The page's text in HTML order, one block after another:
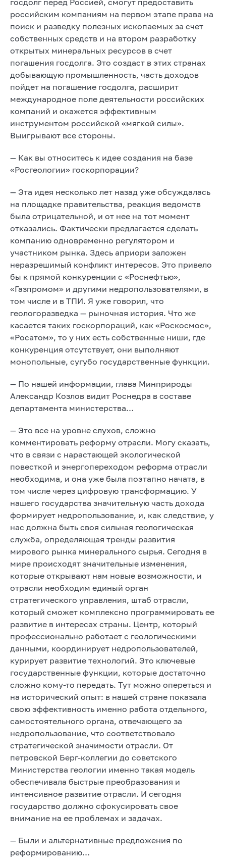
российским компаниям на первом этапе права на
поиск и разведку полезных ископаемых за счет
собственных средств и на втором разработку
открытых минеральных ресурсов в счет
погашения госдолга. Это создаст в этих странах
добывающую промышленность, часть доходов
пойдет на погашение госдолга, расширит
международное поле деятельности российских
компаний и окажется эффективным
инструментом российской «мягкой силы».
Выигрывают все стороны.
— Как вы относитесь к идее создания на базе
«Росгеологии» госкорпорации?
— Эта идея несколько лет назад уже обсуждалась
на площадке правительства, реакция ведомств
была отрицательной, и от нее на тот момент
отказались. Фактически предлагается сделать
компанию одновременно регулятором и
участником рынка. Здесь априори заложен
неразрешимый конфликт интересов. Это привело
бы к прямой конкуренции с «Роснефтью»,
«Газпромом» и другими недропользователями, в
том числе и в ТПИ. Я уже говорил, что
геологоразведка — рыночная история. Что же
касается таких госкорпораций, как «Роскосмос»,
«Росатом», то у них есть собственные ниши, где
конкуренция отсутствует, они выполняют
монопольные, сугубо государственные функции.
— По нашей информации, глава Минприроды
Александр Козлов видит Роснедра в составе
департамента министерства…
— Это все на уровне слухов, сложно
комментировать реформу отрасли. Могу сказать,
что в связи с нарастающей экологической
повесткой и энергопереходом реформа отрасли
необходима, и она уже была поэтапно начата, в
том числе через цифровую трансформацию. У
нашего государства значительную часть дохода
формирует недропользование, и, как следствие, у
нас должна быть своя сильная геологическая
служба, определяющая тренды развития
мирового рынка минерального сырья. Сегодня в
мире происходят значительные изменения,
которые открывают нам новые возможности, и
отрасли необходим единый орган
стратегического управления, штаб отрасли,
который сможет комплексно программировать ее
развитие в интересах страны. Центр, который
профессионально работает с геологическими
данными, координирует недропользователей,
курирует развитие технологий. Это ключевые
государственные функции, которые достаточно
сложно кому-то передать. Тут можно опереться и
на исторический опыт: в нашей стране показала
свою эффективность именно работа отдельного,
самостоятельного органа, отвечающего за
недропользование, что соответствовало
стратегической значимости отрасли. От
петровской Берг-коллегии до советского
Министерства геологии именно такая модель
обеспечивала быстрые преобразования и
интенсивное развитие отрасли. И сегодня
государство должно сфокусировать свое
внимание на ее проблемах и задачах.
— Были и альтернативные предложения по
реформированию…